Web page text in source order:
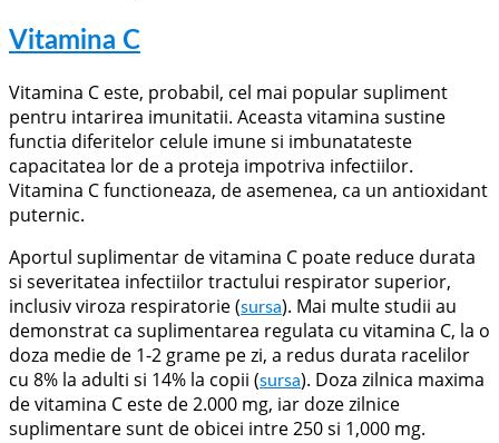
Vitamina C
Vitamina C este, probabil, cel mai popular supliment
pentru intarirea imunitatii. Aceasta vitamina sustine
functia diferitelor celule imune si imbunatateste
capacitatea lor de a proteja impotriva infectiilor.
Vitamina C functioneaza, de asemenea, ca un antioxidant
puternic.
Aportul suplimentar de vitamina C poate reduce durata
si severitatea infectiilor tractului respirator superior,
inclusiv viroza respiratorie (sursa). Mai multe studii au
demonstrat ca suplimentarea regulata cu vitamina C, la o
doza medie de 1-2 grame pe zi, a redus durata racelilor
cu 8% la adulti si 14% la copii (sursa). Doza zilnica maxima
de vitamina C este de 2.000 mg, iar doze zilnice
suplimentare sunt de obicei intre 250 si 1,000 mg.